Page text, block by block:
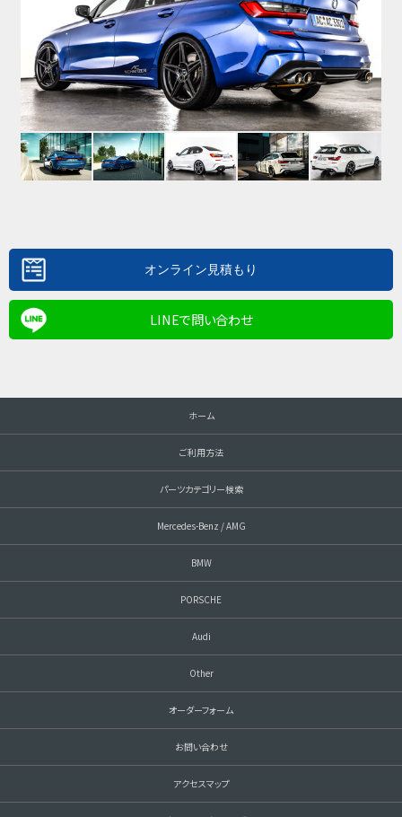
LINEで問い合わせ
ホーム
ご利用方法
パーツカテゴリー検索
Mercedes-Benz / AMG
BMW
PORSCHE
Audi
Other
オーダーフォーム
お問い合わせ
アクセスマップ